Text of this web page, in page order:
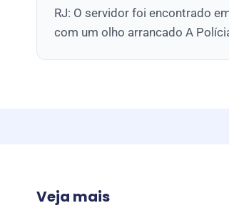
RJ: O servidor foi encontrado
com um olho arrancado A
Veja mais